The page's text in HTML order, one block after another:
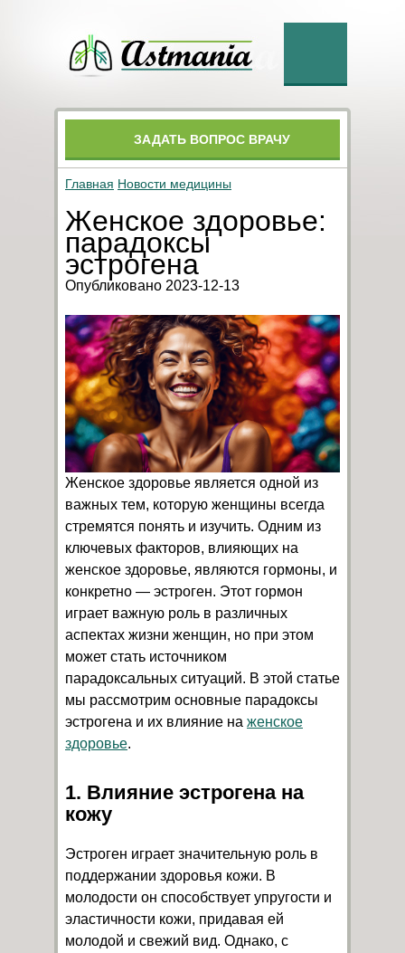
ЗАДАТЬ ВОПРОС ВРАЧУ
Главная Новости медицины
Женское здоровье:
парадоксы
эстрогена
Опубликовано 2023-12-13
Женское здоровье является одной из
важных тем, которую женщины всегда
стремятся понять и изучить. Одним из
ключевых факторов, влияющих на
женское здоровье, являются гормоны, и
конкретно — эстроген. Этот гормон
играет важную роль в различных
аспектах жизни женщин, но при этом
может стать источником
парадоксальных ситуаций. В этой статье
мы рассмотрим основные парадоксы
эстрогена и их влияние на женское
здоровье.
1. Влияние эстрогена на
кожу
Эстроген играет значительную роль в
поддержании здоровья кожи. В
молодости он способствует упругости и
эластичности кожи, придавая ей
молодой и свежий вид. Однако, с